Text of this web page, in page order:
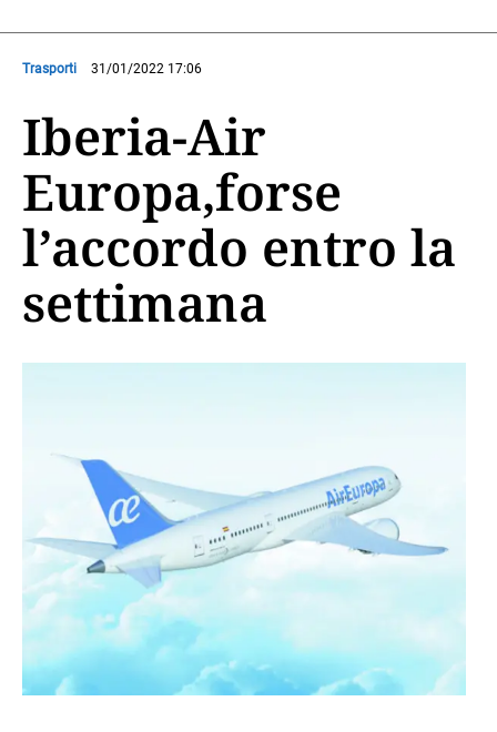
Trasporti 31/01/2022 17:06
Iberia-Air
Europa,forse
l’accordo entro la
settimana